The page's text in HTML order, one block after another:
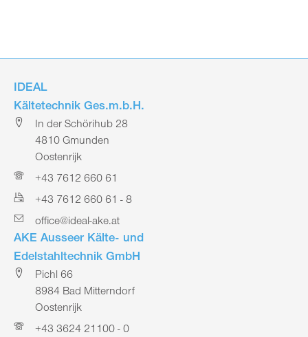
IDEAL
Kältetechnik Ges.m.b.H.
In der Schörihub 28
4810 Gmunden
Oostenrijk
+43 7612 660 61
+43 7612 660 61 - 8
office@ideal-ake.at
AKE Ausseer Kälte- und
Edelstahltechnik GmbH
Pichl 66
8984 Bad Mitterndorf
Oostenrijk
+43 3624 21100 - 0